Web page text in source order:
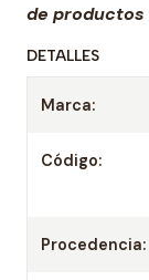
de productos
DETALLES
Marca:
Código:
Procedencia: